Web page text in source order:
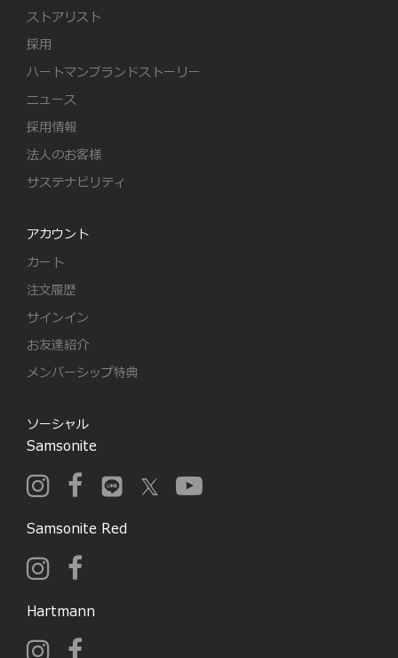
ストアリスト
採用
ハートマンブランドストーリー
ニュース
採用情報
法人のお客様
サステナビリティ
アカウント
カート
注文履歴
サインイン
お友達紹介
メンバーシップ特典
ソーシャル
Samsonite
Samsonite Red
Hartmann